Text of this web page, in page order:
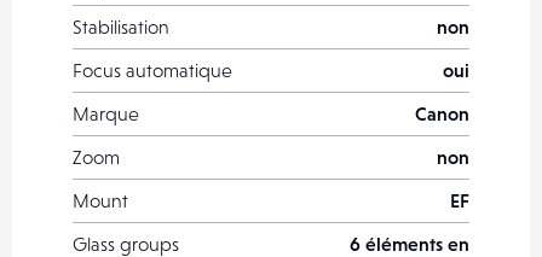
Stabilisation
non
Focus automatique
oui
Marque
Canon
Zoom
non
Mount
EF
Glass groups
6 éléments en